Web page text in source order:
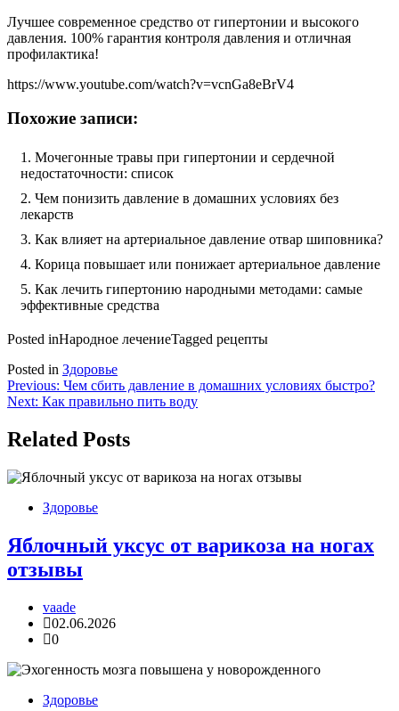
Лучшее современное средство от гипертонии и высокого
давления. 100% гарантия контроля давления и отличная
профилактика!
https://www.youtube.com/watch?v=vcnGa8eBrV4
Похожие записи:
Мочегонные травы при гипертонии и сердечной
недостаточности: список
Чем понизить давление в домашних условиях без
лекарств
Как влияет на артериальное давление отвар шиповника?
Корица повышает или понижает артериальное давление
Как лечить гипертонию народными методами: самые
эффективные средства
Posted inНародное лечениеTagged рецепты
Posted in Здоровье
Навигация
по
записям
Previous: Чем сбить давление в домашних условиях быстро?
Next: Как правильно пить воду
Related Posts
Здоровье
Яблочный уксус от варикоза на ногах
отзывы
vaade
02.06.2026
0
Здоровье